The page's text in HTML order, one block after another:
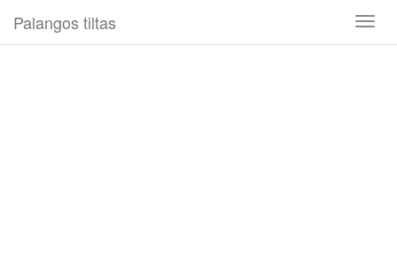
Toggle
Palangos tiltas